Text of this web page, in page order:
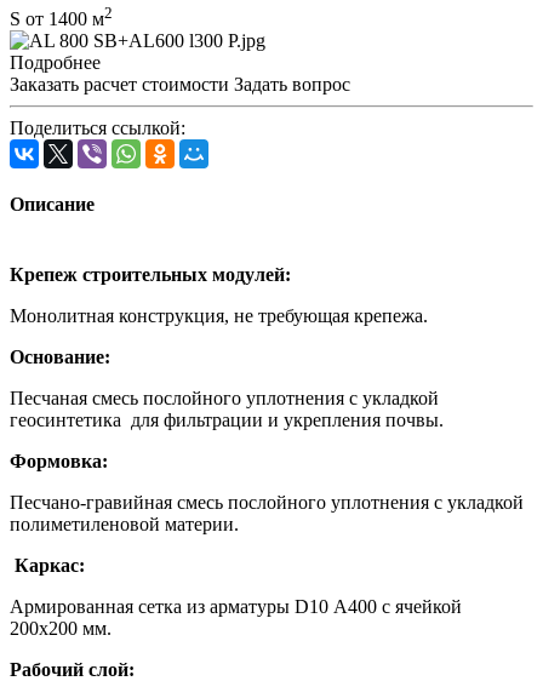
S от 1400 м2
Подробнее
Заказать расчет стоимости Задать вопрос
Поделиться ссылкой:
Описание
Крепеж строительных модулей:
Монолитная конструкция, не требующая крепежа.
Основание:
Песчаная смесь послойного уплотнения с укладкой
геосинтетика для фильтрации и укрепления почвы.
Формовка:
Песчано-гравийная смесь послойного уплотнения с укладкой
полиметиленовой материи.
Каркас:
Армированная сетка из арматуры D10 А400 с ячейкой
200х200 мм.
Рабочий слой: